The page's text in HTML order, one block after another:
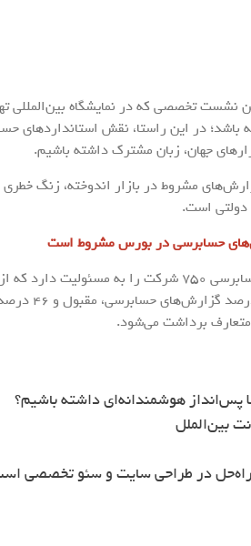
تخصصی که در نمایشگاه بین‌المللی
باشد؛ در این راستا، نقش استانداردهای
جهان، زبان مشترک داشته باشیم.
مشروط در بازار اندوخته، زنگ
دولتی است.
بورس فعال می
برداشت می‌شود.
هوشمندانه‌ای داشته باشیم؟
بین‌الملل
در طراحی سایت و سئو تخصصی